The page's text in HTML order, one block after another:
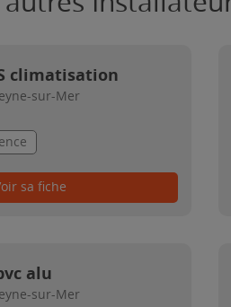
climatisation
sur-Mer
sa fiche
alu
sur-Mer